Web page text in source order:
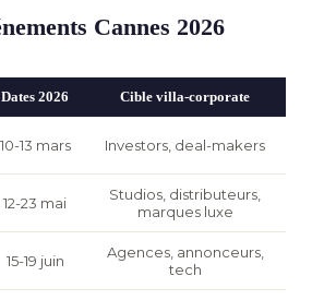
Cannes 2026
Dates 2026 Cible villa-corporate
10-13 mars Investors, deal-makers
12-23 mai
Studios, distributeurs,
marques luxe
15-19 juin
Agences, annonceurs,
tech